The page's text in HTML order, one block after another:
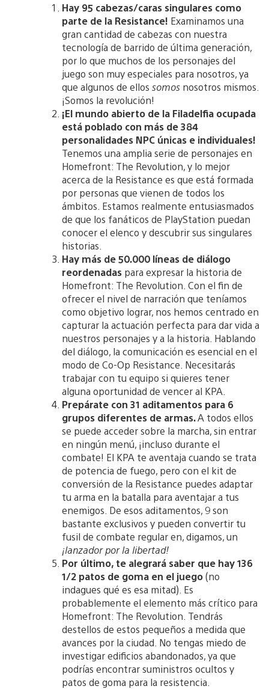
Hay 95 cabezas/caras singulares como
parte de la Resistance! Examinamos una
gran cantidad de cabezas con nuestra
tecnología de barrido de última generación,
por lo que muchos de los personajes del
juego son muy especiales para nosotros, ya
que algunos de ellos somos nosotros mismos.
¡Somos la revolución!
¡El mundo abierto de la Filadelfia ocupada
está poblado con más de 384
personalidades NPC únicas e individuales!
Tenemos una amplia serie de personajes en
Homefront: The Revolution, y lo mejor
acerca de la Resistance es que está formada
por personas que vienen de todos los
ámbitos. Estamos realmente entusiasmados
de que los fanáticos de PlayStation puedan
conocer el elenco y descubrir sus singulares
historias.
Hay más de 50.000 líneas de diálogo
reordenadas para expresar la historia de
Homefront: The Revolution. Con el fin de
ofrecer el nivel de narración que teníamos
como objetivo lograr, nos hemos centrado en
capturar la actuación perfecta para dar vida a
nuestros personajes y a la historia. Hablando
del diálogo, la comunicación es esencial en el
modo de Co-Op Resistance. Necesitarás
trabajar con tu equipo si quieres tener
alguna oportunidad de vencer al KPA.
Prepárate con 31 aditamentos para 6
grupos diferentes de armas.A todos ellos
se puede acceder sobre la marcha, sin entrar
en ningún menú, ¡incluso durante el
combate! El KPA te aventaja cuando se trata
de potencia de fuego, pero con el kit de
conversión de la Resistance puedes adaptar
tu arma en la batalla para aventajar a tus
enemigos. De esos aditamentos, 9 son
bastante exclusivos y pueden convertir tu
fusil de combate regular en, digamos, un
¡lanzador por la libertad!
Por último, te alegrará saber que hay 136
1/2 patos de goma en el juego(no
indagues qué es esa mitad). Es
probablemente el elemento más crítico para
Homefront: The Revolution. Tendrás
destellos de estos pequeños a medida que
avances por la ciudad. No tengas miedo de
investigar edificios abandonados, ya que
podrías encontrar suministros ocultos y
patos de goma para la resistencia.